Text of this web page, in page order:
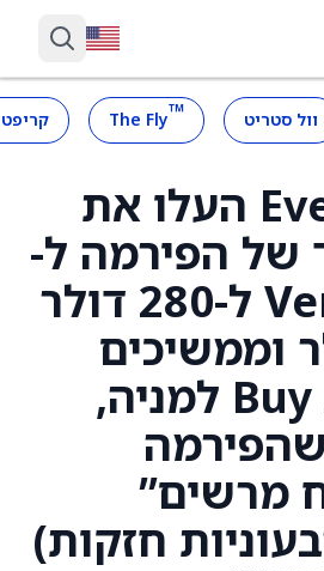
וול סטריט ™
The Fly
Evercore ISI העלו את
של הפירמה ל-
Vertiv (VRT) ל-280 דולר
דולר וממשיכים
לתת דירוג Buy למניה,
מרשים”
חזקות)